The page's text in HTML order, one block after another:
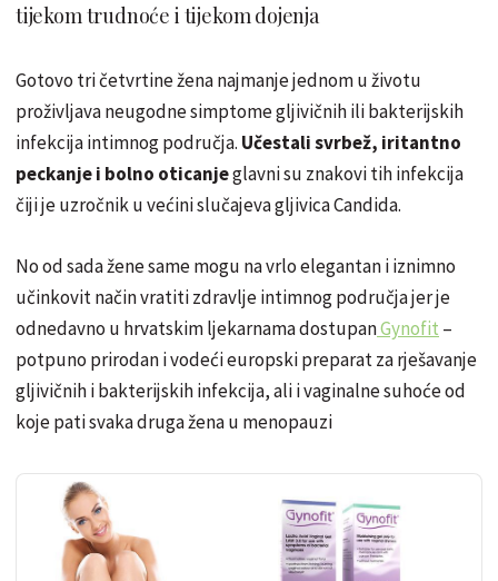
tijekom trudnoće i tijekom dojenja
Gotovo tri četvrtine žena najmanje jednom u životu
proživljava neugodne simptome gljivičnih ili bakterijskih
infekcija intimnog područja. Učestali svrbež, iritantno
peckanje i bolno oticanjeglavni su znakovi tih infekcija
čiji je uzročnik u većini slučajeva gljivica Candida.
No od sada žene same mogu na vrlo elegantan i iznimno
učinkovit način vratiti zdravlje intimnog područja jer je
odnedavno u hrvatskim ljekarnama dostupanGynofit –
potpuno prirodan i vodeći europski preparat za rješavanje
gljivičnih i bakterijskih infekcija, ali i vaginalne suhoće od
koje pati svaka druga žena u menopauzi